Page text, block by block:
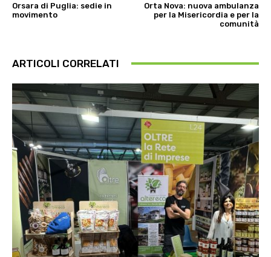
Orsara di Puglia: sedie in
movimento
Orta Nova: nuova ambulanza
per la Misericordia e per la
comunità
ARTICOLI CORRELATI